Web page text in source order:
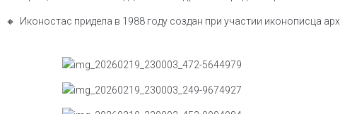
🔸️ Иконостас придела в 1988 году создан при участии иконописца